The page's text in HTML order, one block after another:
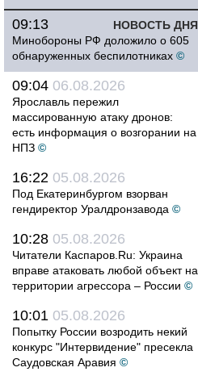
НОВОСТЬ ДНЯ
09:13
Минобороны РФ доложило о 605
обнаруженных беспилотниках ©
09:04 06.08.2026
Ярославль пережил
массированную атаку дронов:
есть информация о возгорании на
НПЗ ©
16:22 05.08.2026
Под Екатеринбургом взорван
гендиректор Уралдронзавода ©
10:28 05.08.2026
Читатели Каспаров.Ru: Украина
вправе атаковать любой объект на
территории агрессора – России ©
10:01 05.08.2026
Попытку России возродить некий
конкурс "Интервидение" пресекла
Саудовская Аравия ©